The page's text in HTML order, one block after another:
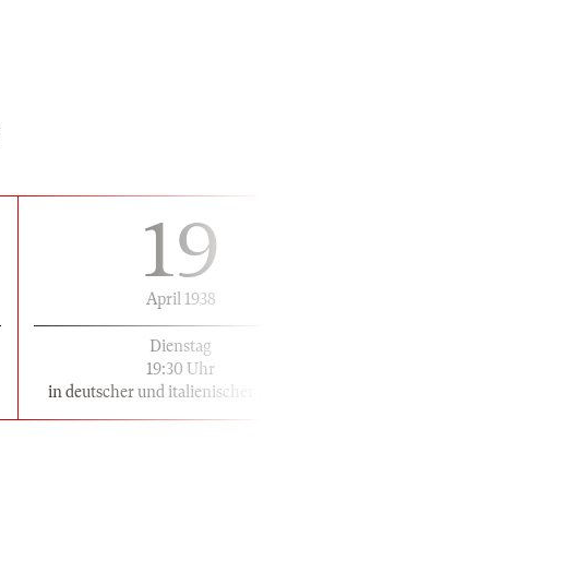
19
April 1938
Dienstag
19:30 Uhr
in deutscher und italienischer Sprache